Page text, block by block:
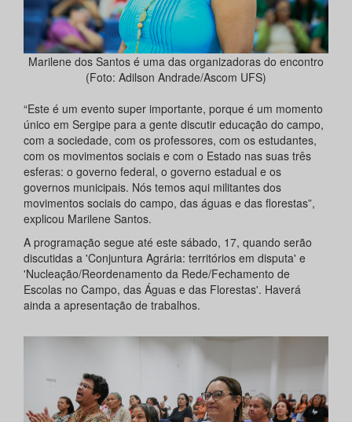
Marilene dos Santos é uma das organizadoras do encontro
(Foto: Adilson Andrade/Ascom UFS)
“Este é um evento super importante, porque é um momento
único em Sergipe para a gente discutir educação do campo,
com a sociedade, com os professores, com os estudantes,
com os movimentos sociais e com o Estado nas suas três
esferas: o governo federal, o governo estadual e os
governos municipais. Nós temos aqui militantes dos
movimentos sociais do campo, das águas e das florestas”,
explicou Marilene Santos.
A programação segue até este sábado, 17, quando serão
discutidas a 'Conjuntura Agrária: territórios em disputa' e
'Nucleação/Reordenamento da Rede/Fechamento de
Escolas no Campo, das Águas e das Florestas'. Haverá
ainda a apresentação de trabalhos.